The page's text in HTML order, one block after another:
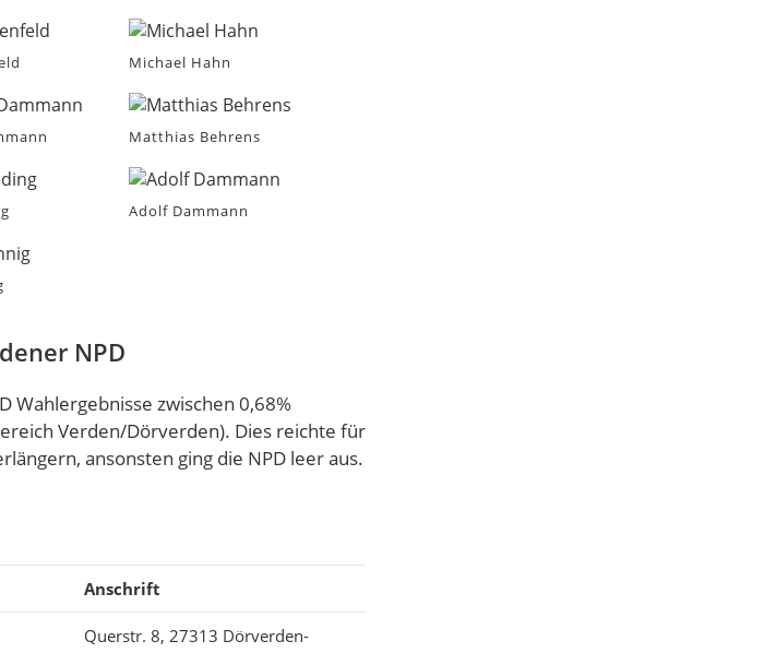
Michael Hahn
Matthias Behrens
Adolf Dammann
NPD
Wahlergebnisse zwischen 0,68%
Verden/Dörverden). Dies reichte für
ansonsten ging die NPD leer aus.
Anschrift
Querstr. 8, 27313 Dörverden-